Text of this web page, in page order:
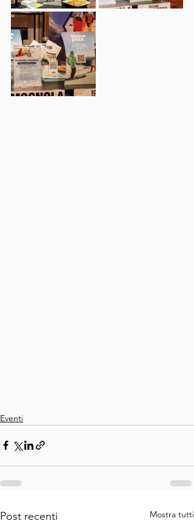
Eventi
Post recenti Mostra tutti